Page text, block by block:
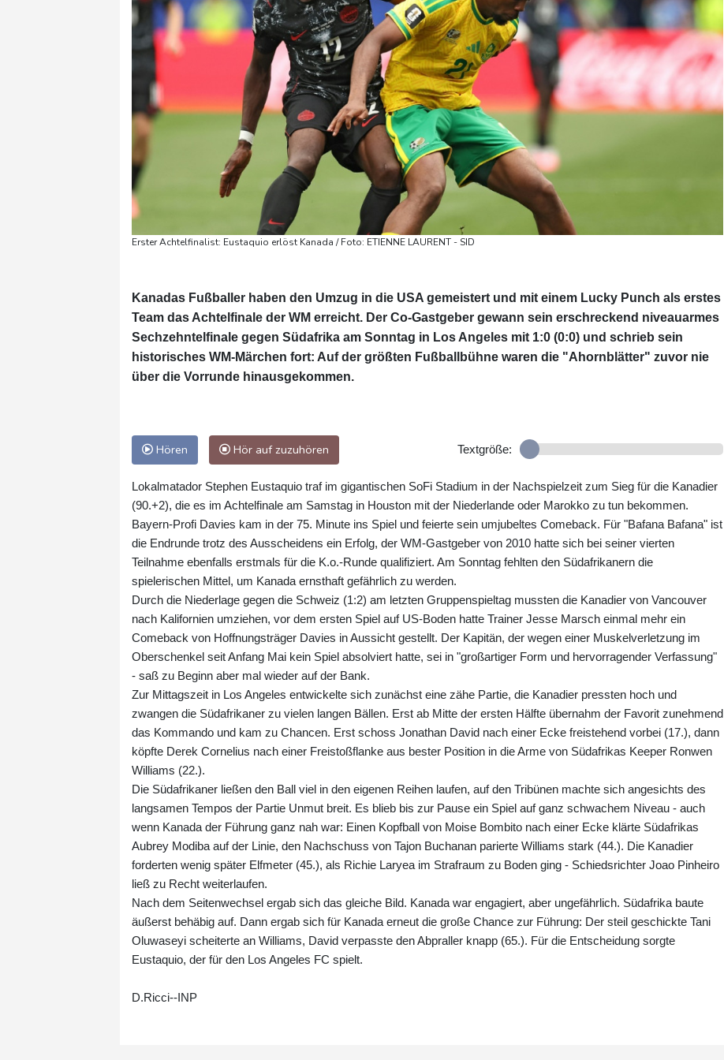
Erster Achtelfinalist: Eustaquio erlöst Kanada / Foto: ETIENNE LAURENT - SID
Kanadas Fußballer haben den Umzug in die USA gemeistert und mit einem Lucky Punch als erstes
Team das Achtelfinale der WM erreicht. Der Co-Gastgeber gewann sein erschreckend niveauarmes
Sechzehntelfinale gegen Südafrika am Sonntag in Los Angeles mit 1:0 (0:0) und schrieb sein
historisches WM-Märchen fort: Auf der größten Fußballbühne waren die "Ahornblätter" zuvor nie
über die Vorrunde hinausgekommen.
Hören Hör auf zuzuhören Textgröße:
Lokalmatador Stephen Eustaquio traf im gigantischen SoFi Stadium in der Nachspielzeit zum Sieg für die Kanadier
(90.+2), die es im Achtelfinale am Samstag in Houston mit der Niederlande oder Marokko zu tun bekommen.
Bayern-Profi Davies kam in der 75. Minute ins Spiel und feierte sein umjubeltes Comeback. Für "Bafana Bafana" ist
die Endrunde trotz des Ausscheidens ein Erfolg, der WM-Gastgeber von 2010 hatte sich bei seiner vierten
Teilnahme ebenfalls erstmals für die K.o.-Runde qualifiziert. Am Sonntag fehlten den Südafrikanern die
spielerischen Mittel, um Kanada ernsthaft gefährlich zu werden.
Durch die Niederlage gegen die Schweiz (1:2) am letzten Gruppenspieltag mussten die Kanadier von Vancouver
nach Kalifornien umziehen, vor dem ersten Spiel auf US-Boden hatte Trainer Jesse Marsch einmal mehr ein
Comeback von Hoffnungsträger Davies in Aussicht gestellt. Der Kapitän, der wegen einer Muskelverletzung im
Oberschenkel seit Anfang Mai kein Spiel absolviert hatte, sei in "großartiger Form und hervorragender Verfassung"
- saß zu Beginn aber mal wieder auf der Bank.
Zur Mittagszeit in Los Angeles entwickelte sich zunächst eine zähe Partie, die Kanadier pressten hoch und
zwangen die Südafrikaner zu vielen langen Bällen. Erst ab Mitte der ersten Hälfte übernahm der Favorit zunehmend
das Kommando und kam zu Chancen. Erst schoss Jonathan David nach einer Ecke freistehend vorbei (17.), dann
köpfte Derek Cornelius nach einer Freistoßflanke aus bester Position in die Arme von Südafrikas Keeper Ronwen
Williams (22.).
Die Südafrikaner ließen den Ball viel in den eigenen Reihen laufen, auf den Tribünen machte sich angesichts des
langsamen Tempos der Partie Unmut breit. Es blieb bis zur Pause ein Spiel auf ganz schwachem Niveau - auch
wenn Kanada der Führung ganz nah war: Einen Kopfball von Moise Bombito nach einer Ecke klärte Südafrikas
Aubrey Modiba auf der Linie, den Nachschuss von Tajon Buchanan parierte Williams stark (44.). Die Kanadier
forderten wenig später Elfmeter (45.), als Richie Laryea im Strafraum zu Boden ging - Schiedsrichter Joao Pinheiro
ließ zu Recht weiterlaufen.
Nach dem Seitenwechsel ergab sich das gleiche Bild. Kanada war engagiert, aber ungefährlich. Südafrika baute
äußerst behäbig auf. Dann ergab sich für Kanada erneut die große Chance zur Führung: Der steil geschickte Tani
Oluwaseyi scheiterte an Williams, David verpasste den Abpraller knapp (65.). Für die Entscheidung sorgte
Eustaquio, der für den Los Angeles FC spielt.
D.Ricci--INP